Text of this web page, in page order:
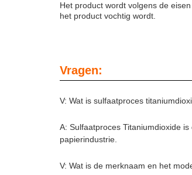
Het product wordt volgens de
het product vochtig wordt.
Vragen:
V: Wat is sulfaatproces
A: Sulfaatproces Titaniumdioxide
papierindustrie.
V: Wat is de merknaam en het